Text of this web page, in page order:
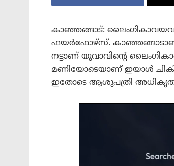
കാഞ്ഞങ്ങാട്:
ഫയർഫോഴ്‌സ്. കാഞ്ഞങ്ങാടാണ്
നട്ടാണ് യുവാവിന്റെ
മണിയോടെയാണ് ഇയാൾ
ഇതോടെ ആശുപത്രി